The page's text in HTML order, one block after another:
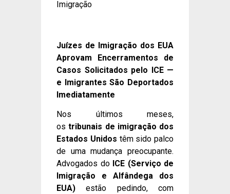
Imigração
Juízes de Imigração dos EUA
Aprovam Encerramentos de
Casos Solicitados pelo ICE —
e Imigrantes São Deportados
Imediatamente
Nos últimos meses,
ostribunais de imigração dos
Estados Unidos têm sido palco
de uma mudança preocupante.
Advogados do ICE (Serviço de
Imigração e Alfândega dos
EUA) estão pedindo, com